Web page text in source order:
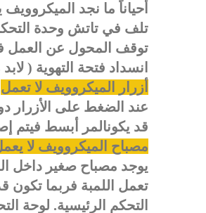
أحياناً ما نجد
تلف في تاتش وحدة
توقف المحول عن
انسداد فتحة التهوية (
أزرار الميكروويف لا تعمل
عند الضغط على الأزرار
قد يكونالمر أبسط فيتم
مصباح الميكروويف لا
يوجد مصباح صغير داخل
تعمل اللمبة فربما تكون
التحكم الرئيسية.